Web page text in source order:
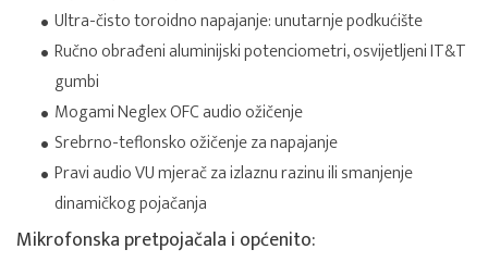
Ultra-čisto toroidno napajanje: unutarnje podkućište
Ručno obrađeni aluminijski potenciometri, osvijetljeni IT&T
gumbi
Mogami Neglex OFC audio ožičenje
Srebrno-teflonsko ožičenje za napajanje
Pravi audio VU mjerač za izlaznu razinu ili smanjenje
dinamičkog pojačanja
Mikrofonska pretpojačala i općenito: